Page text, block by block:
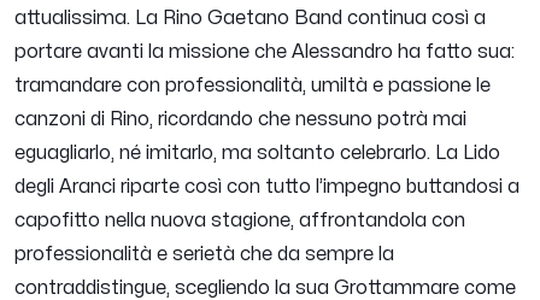
attualissima. La Rino Gaetano Band continua così a
portare avanti la missione che Alessandro ha fatto sua:
tramandare con professionalità, umiltà e passione le
canzoni di Rino, ricordando che nessuno potrà mai
eguagliarlo, né imitarlo, ma soltanto celebrarlo. La Lido
degli Aranci riparte così con tutto l’impegno buttandosi a
capofitto nella nuova stagione, affrontandola con
professionalità e serietà che da sempre la
contraddistingue, scegliendo la sua Grottammare come